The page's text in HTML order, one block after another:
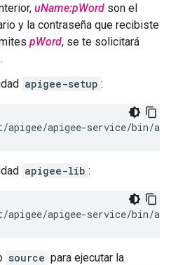
uName:pWord son el
y la contraseña que recibiste
pWord, se te solicitará
apigee-setup :
apigee/apigee-service/bin/
apigee-lib :
apigee/apigee-service/bin/
source para ejecutar la